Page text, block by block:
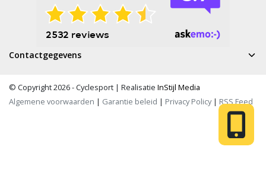
Contactgegevens
© Copyright 2026 - Cyclesport | Realisatie InStijl Media
Algemene voorwaarden | Garantie beleid | Privacy Policy| RSS Feed